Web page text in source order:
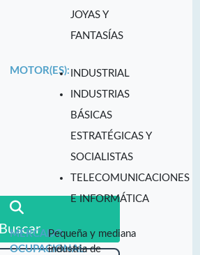
Buscar
JOYAS Y
FANTASÍAS
MOTOR(ES): INDUSTRIAL
INDUSTRIAS
BÁSICAS
ESTRATÉGICAS Y
SOCIALISTAS
TELECOMUNICACIONES
E INFORMÁTICA
MERCADO
OCUPACIONAL:
Pequeña y mediana
industria de